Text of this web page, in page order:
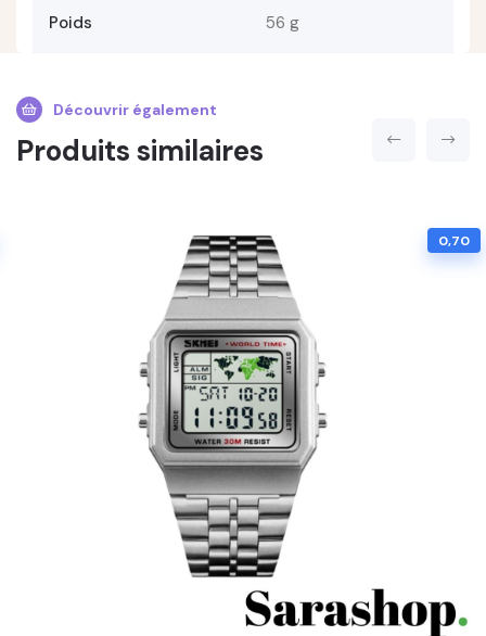
Poids 56 g
Découvrir également
Produits similaires
0,70